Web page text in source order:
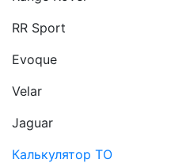
RR Sport
Evoque
Velar
Jaguar
Калькулятор ТО